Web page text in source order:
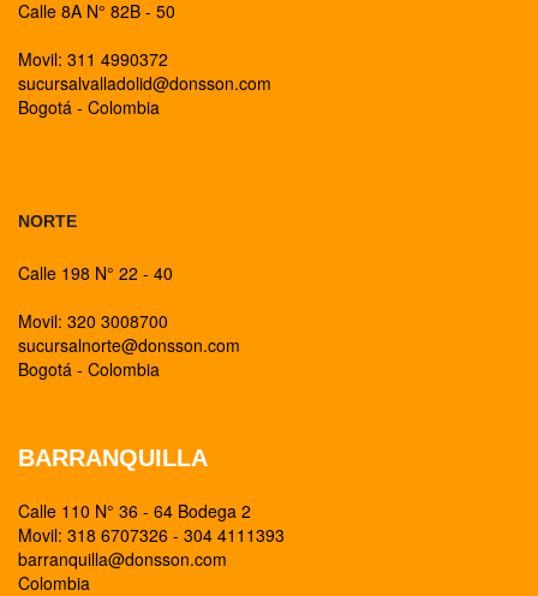
Calle 8A N° 82B - 50
Movil: 311 4990372
sucursalvalladolid@donsson.com
Bogotá - Colombia
NORTE
Calle 198 N° 22 - 40
Movil: 320 3008700
sucursalnorte@donsson.com
Bogotá - Colombia
BARRANQUILLA
Calle 110 N° 36 - 64 Bodega 2
Movil: 318 6707326 - 304 4111393
barranquilla@donsson.com
Colombia